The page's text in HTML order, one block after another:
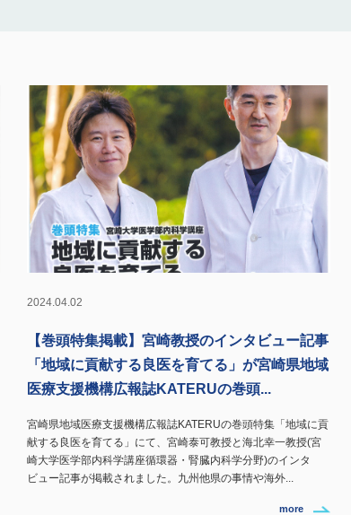
2024.04.02
【巻頭特集掲載】宮崎教授のインタビュー記事
「地域に貢献する良医を育てる」が宮崎県地域
医療支援機構広報誌KATERUの巻頭...
宮崎県地域医療支援機構広報誌KATERUの巻頭特集「地域に貢
献する良医を育てる」にて、宮崎泰可教授と海北幸一教授(宮
崎大学医学部内科学講座循環器・腎臓内科学分野)のインタ
ビュー記事が掲載されました。九州他県の事情や海外...
more